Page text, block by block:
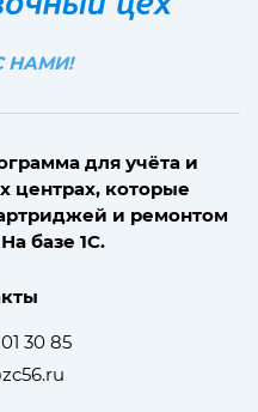
НАМИ!
для учёта и
центрах, которые
и ремонтом
базе 1С.
30 85